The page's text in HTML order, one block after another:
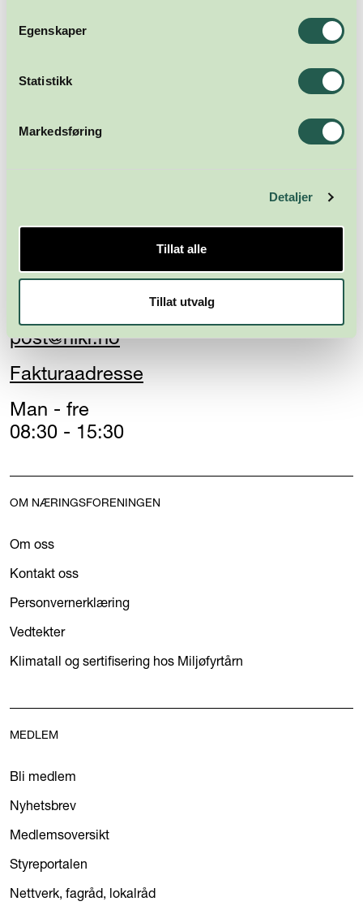
Egenskaper
Statistikk
Markedsføring
Detaljer
Tillat alle
Tillat utvalg
Abonner
Skippergata 23
4611 Kristiansand
post@nikr.no
Fakturaadresse
Man - fre
08:30 - 15:30
OM NÆRINGSFORENINGEN
Om oss
Kontakt oss
Personvernerklæring
Vedtekter
Klimatall og sertifisering hos Miljøfyrtårn
MEDLEM
Bli medlem
Nyhetsbrev
Medlemsoversikt
Styreportalen
Nettverk, fagråd, lokalråd